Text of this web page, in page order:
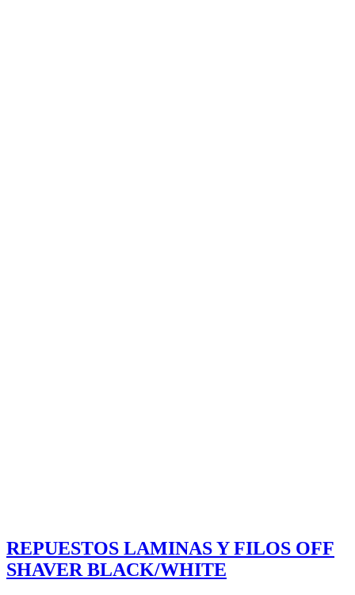
REPUESTOS LAMINAS Y FILOS OFF
SHAVER BLACK/WHITE